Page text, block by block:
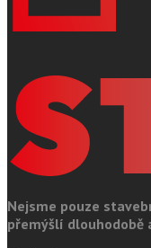
Nejsme pouze
přemýšlí dlouhodobě